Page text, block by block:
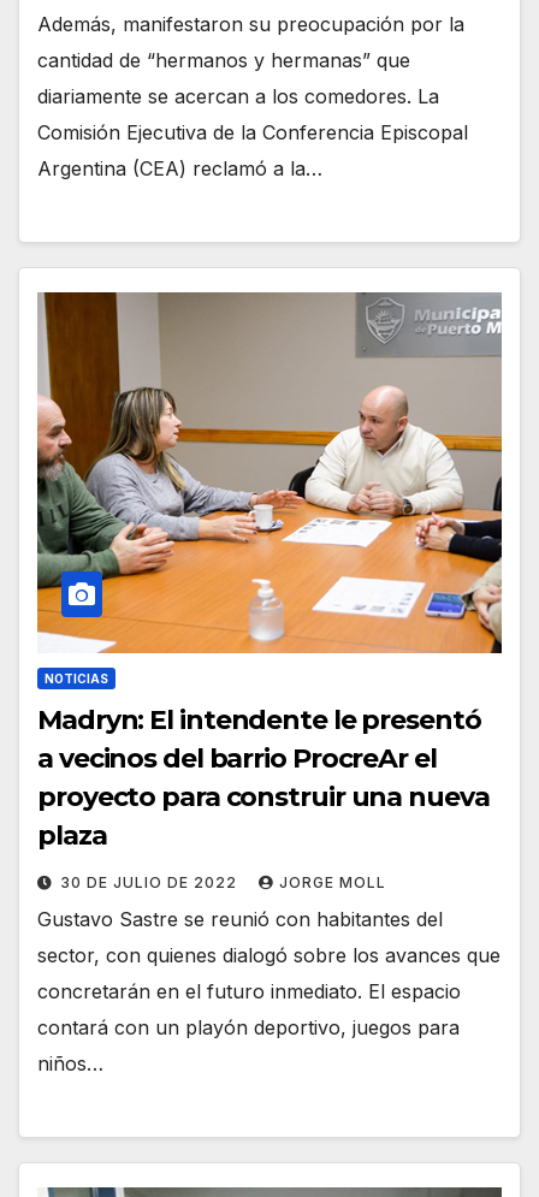
Además, manifestaron su preocupación por la
cantidad de “hermanos y hermanas” que
diariamente se acercan a los comedores. La
Comisión Ejecutiva de la Conferencia Episcopal
Argentina (CEA) reclamó a la…
NOTICIAS
Madryn: El intendente le presentó
a vecinos del barrio ProcreAr el
proyecto para construir una nueva
plaza
30 DE JULIO DE 2022 JORGE MOLL
Gustavo Sastre se reunió con habitantes del
sector, con quienes dialogó sobre los avances que
concretarán en el futuro inmediato. El espacio
contará con un playón deportivo, juegos para
niños…